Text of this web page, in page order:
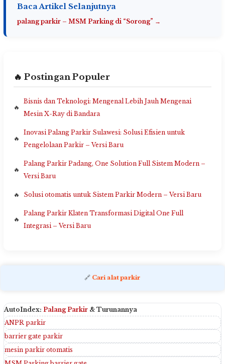
Baca Artikel Selanjutnya
palang parkir – MSM Parking di “Sorong” →
🔥 Postingan Populer
Bisnis dan Teknologi: Mengenal Lebih Jauh Mengenai
Mesin X-Ray di Bandara
Inovasi Palang Parkir Sulawesi: Solusi Efisien untuk
Pengelolaan Parkir – Versi Baru
Palang Parkir Padang, One Solution Full Sistem Modern –
Versi Baru
Solusi otomatis untuk Sistem Parkir Modern – Versi Baru
Palang Parkir Klaten Transformasi Digital One Full
Integrasi – Versi Baru
🔗 Cari alat parkir
AutoIndex: Palang Parkir & Turunannya
ANPR parkir
barrier gate parkir
mesin parkir otomatis